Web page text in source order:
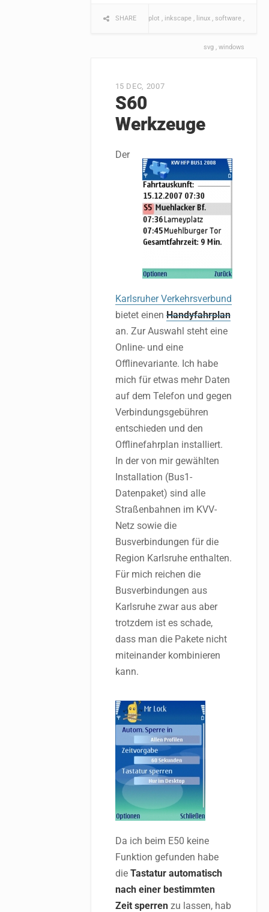
SHARE
computer gnuplot inkscape linux software
svg windows
15 DEC, 2007
S60
Werkzeuge
Der
Karlsruher Verkehrsverbund
bietet einenHandyfahrplan
an. Zur Auswahl steht eine
Online- und eine
Offlinevariante. Ich habe
mich für etwas mehr Daten
auf dem Telefon und gegen
Verbindungsgebühren
entschieden und den
Offlinefahrplan installiert.
In der von mir gewählten
Installation (Bus1-
Datenpaket) sind alle
Straßenbahnen im KVV-
Netz sowie die
Busverbindungen für die
Region Karlsruhe enthalten.
Für mich reichen die
Busverbindungen aus
Karlsruhe zwar aus aber
trotzdem ist es schade,
dass man die Pakete nicht
miteinander kombinieren
kann.
Da ich beim E50 keine
Funktion gefunden habe
die Tastatur automatisch
nach einer bestimmten
Zeit sperrenzu lassen, hab